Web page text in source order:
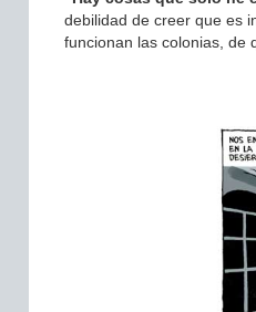
debilidad de creer que es
funcionan las colonias, de